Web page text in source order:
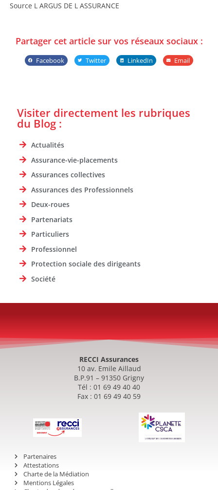
Source L ARGUS DE L ASSURANCE
Partager cet article sur vos réseaux sociaux :
Facebook Twitter LinkedIn Email
Visiter directement les rubriques
du Blog :
Actualités
Assurance-vie-placements
Assurances collectives
Assurances des Professionnels
Deux-roues
Partenariats
Particuliers
Professionnel
Protection sociale des dirigeants
Société
RECCI Assurances
10 av. Emile Aillaud
B.P.91 – 91350 Grigny
Tél : 01 69 49 40 40
Fax : 01 69 49 40 59
Partenaires
Attestations
Charte de la Médiation
Mentions Légales